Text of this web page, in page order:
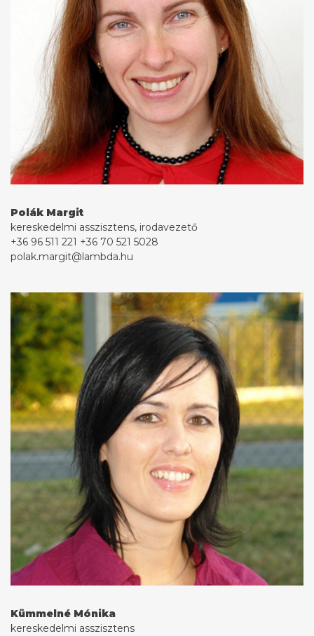
Polák Margit
kereskedelmi asszisztens, irodavezető
+36 96 511 221 +36 70 521 5028
polak.margit@lambda.hu
Kümmelné Mónika
kereskedelmi asszisztens